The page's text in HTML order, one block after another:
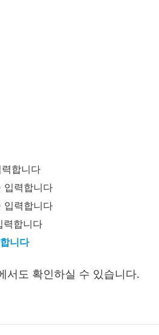
합니다
입력합니다
입력합니다
력합니다
니다
서도 확인하실 수 있습니다.